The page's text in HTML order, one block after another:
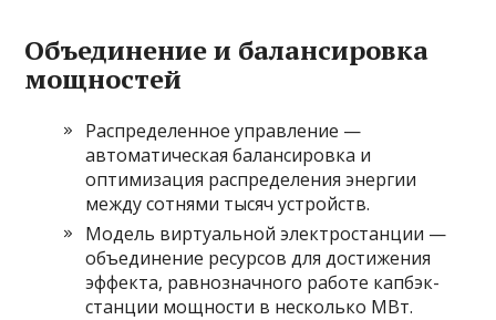
Объединение и балансировка
мощностей
Распределенное управление —
автоматическая балансировка и
оптимизация распределения энергии
между сотнями тысяч устройств.
Модель виртуальной электростанции —
объединение ресурсов для достижения
эффекта, равнозначного работе капбэк-
станции мощности в несколько МВт.